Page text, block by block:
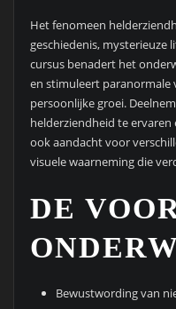
Het fenomeen
geschiedenis, mysterieuze
cursus benadert het
en stimuleert paranormale
persoonlijke groei.
helderziendheid te ervaren
ook aandacht voor
visuele waarneming die
DE
Bewustwording van